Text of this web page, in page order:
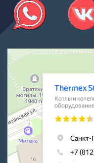
Thermex Store
Котлы и котельное
Водонагреватели в